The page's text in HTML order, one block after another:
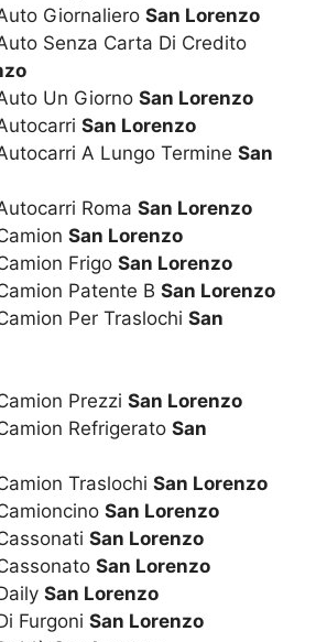
Giornaliero San Lorenzo
Senza Carta Di Credito
Un Giorno San Lorenzo
San Lorenzo
A Lungo Termine San
Roma San Lorenzo
San Lorenzo
Frigo San Lorenzo
Patente B San Lorenzo
Per Traslochi San
Prezzi San Lorenzo
Refrigerato San
Traslochi San Lorenzo
San Lorenzo
San Lorenzo
San Lorenzo
San Lorenzo
Furgoni San Lorenzo